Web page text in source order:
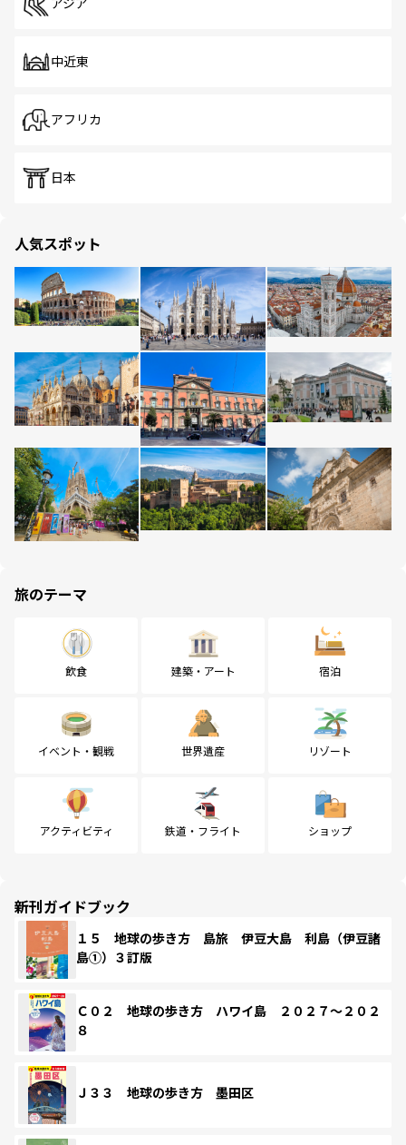
アジア
中近東
アフリカ
日本
人気スポット
旅のテーマ
飲食 建築・アート 宿泊
イベント・観戦 世界遺産 リゾート
アクティビティ 鉄道・フライト ショップ
新刊ガイドブック
１５ 地球の歩き方 島旅 伊豆大島 利島（伊豆諸
島①）３訂版
Ｃ０２ 地球の歩き方 ハワイ島 ２０２７～２０２
８
Ｊ３３ 地球の歩き方 墨田区